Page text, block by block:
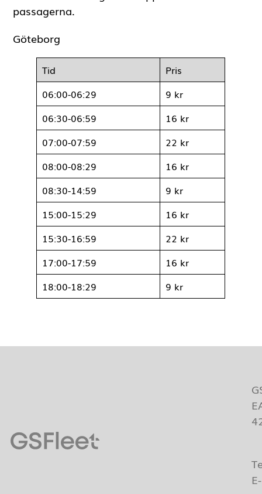
Flerpassageregeln
Flerpassageregeln innebär att en bil som
passerar flera betalstationer inom 60 minuter
bara beskattas en gång. Det beloppet som
betalas är det högsta beloppet av de
passagerna.
Göteborg
Tid
Pris
06:00-06:29
9 kr
06:30-06:59
16 kr
07:00-07:59
22 kr
08:00-08:29
16 kr
08:30-14:59
9 kr